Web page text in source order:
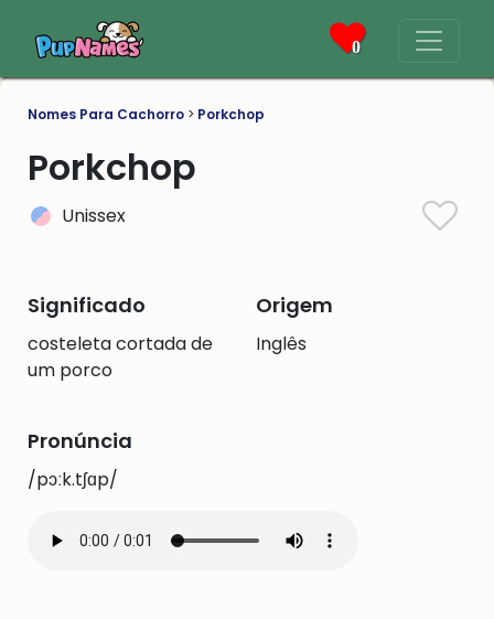
0
Nomes Para Cachorro > Porkchop
Porkchop
Unissex
Significado
costeleta cortada de
um porco
Origem
Inglês
Pronúncia
/pɔːk.tʃɑp/